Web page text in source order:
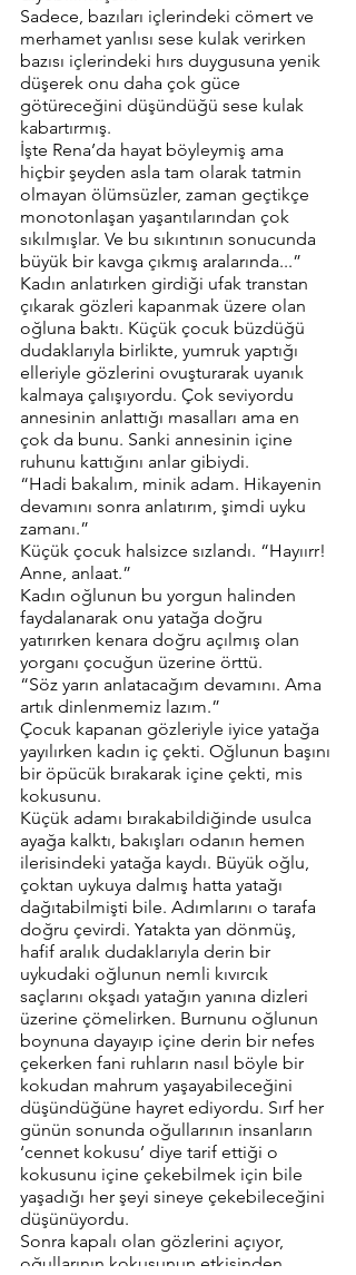
Sadece, bazıları içlerindeki cömert ve
merhamet yanlısı sese kulak verirken
bazısı içlerindeki hırs duygusuna yenik
düşerek onu daha çok güce
götüreceğini düşündüğü sese kulak
kabartırmış.
İşte Rena’da hayat böyleymiş ama
hiçbir şeyden asla tam olarak tatmin
olmayan ölümsüzler, zaman geçtikçe
monotonlaşan yaşantılarından çok
sıkılmışlar. Ve bu sıkıntının sonucunda
büyük bir kavga çıkmış aralarında...”
Kadın anlatırken girdiği ufak transtan
çıkarak gözleri kapanmak üzere olan
oğluna baktı. Küçük çocuk büzdüğü
dudaklarıyla birlikte, yumruk yaptığı
elleriyle gözlerini ovuşturarak uyanık
kalmaya çalışıyordu. Çok seviyordu
annesinin anlattığı masalları ama en
çok da bunu. Sanki annesinin içine
ruhunu kattığını anlar gibiydi.
“Hadi bakalım, minik adam. Hikayenin
devamını sonra anlatırım, şimdi uyku
zamanı.”
Küçük çocuk halsizce sızlandı. “Hayıırr!
Anne, anlaat.”
Kadın oğlunun bu yorgun halinden
faydalanarak onu yatağa doğru
yatırırken kenara doğru açılmış olan
yorganı çocuğun üzerine örttü.
“Söz yarın anlatacağım devamını. Ama
artık dinlenmemiz lazım.”
Çocuk kapanan gözleriyle iyice yatağa
yayılırken kadın iç çekti. Oğlunun başını
bir öpücük bırakarak içine çekti, mis
kokusunu.
Küçük adamı bırakabildiğinde usulca
ayağa kalktı, bakışları odanın hemen
ilerisindeki yatağa kaydı. Büyük oğlu,
çoktan uykuya dalmış hatta yatağı
dağıtabilmişti bile. Adımlarını o tarafa
doğru çevirdi. Yatakta yan dönmüş,
hafif aralık dudaklarıyla derin bir
uykudaki oğlunun nemli kıvırcık
saçlarını okşadı yatağın yanına dizleri
üzerine çömelirken. Burnunu oğlunun
boynuna dayayıp içine derin bir nefes
çekerken fani ruhların nasıl böyle bir
kokudan mahrum yaşayabileceğini
düşündüğüne hayret ediyordu. Sırf her
günün sonunda oğullarının insanların
‘cennet kokusu’ diye tarif ettiği o
kokusunu içine çekebilmek için bile
yaşadığı her şeyi sineye çekebileceğini
düşünüyordu.
Sonra kapalı olan gözlerini açıyor,
oğullarının kokusunun etkisinden